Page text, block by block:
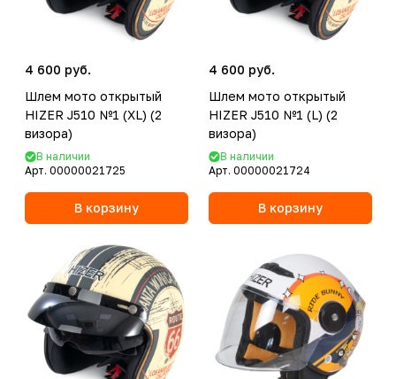
4 600 руб.
Шлем мото открытый
HIZER J510 №1 (XL) (2
визора)
В наличии
Арт. 00000021725
В корзину
4 600 руб.
Шлем мото открытый
HIZER J510 №1 (L) (2
визора)
В наличии
Арт. 00000021724
В корзину